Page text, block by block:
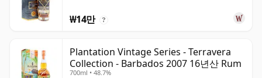
₩14만 ?
Plantation Vintage Series - Terravera
Collection - Barbados 2007 16년산 Rum
700ml • 48.7%